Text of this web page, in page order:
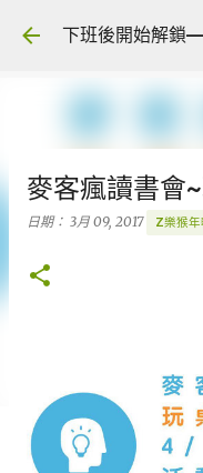
麥客瘋讀書會
日期： 3月 09, 2017 Z樂猴年